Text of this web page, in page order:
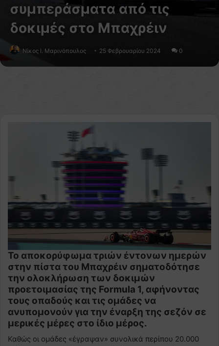
συμπεράσματα από τις
δοκιμές στο Μπαχρέιν
Nίκος Ι. Mαρινόπουλος 25 Φεβρουαρίου 2024 0
Το αποκορύφωμα τριών έντονων ημερών
στην πίστα του Μπαχρέιν σηματοδότησε
την ολοκλήρωση των δοκιμών
προετοιμασίας της Formula 1, αφήνοντας
τους οπαδούς και τις ομάδες να
ανυπομονούν για την έναρξη της σεζόν σε
μερικές μέρες στο ίδιο μέρος.
Καθώς οι ομάδες «έγραψαν» συνολικά περίπου 20.000